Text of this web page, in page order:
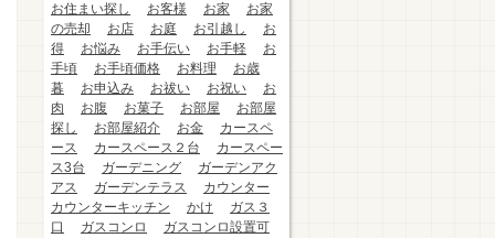
お住まい探し
お客様 お家
お家
の売却
お店 お庭 お引越し
お
得
お悩み お手伝い お手軽
お
手頃
お手頃価格 お料理
お歳
暮
お申込み お祓い お祝い
お
肉
お腹 お菓子 お部屋
お部屋
探し
お部屋紹介 お金
カースペ
ース
カースペース２台
カースペー
ス3台
ガーデニング
ガーデンアク
アス
ガーデンテラス
カウンター
カウンターキッチン
かけ
ガス３
口
ガスコンロ
ガスコンロ設置可